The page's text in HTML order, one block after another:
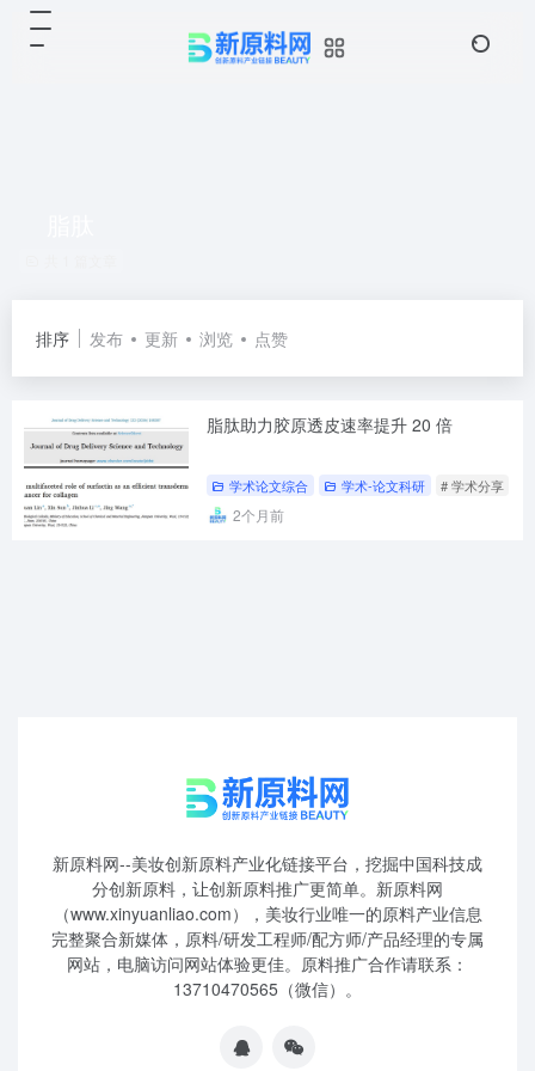
排序 发布 更新 浏览 点赞
脂肽助力胶原透皮速率提升 20 倍
学术论文综合 学术-论文科研 # 学术分享
2个月前
新原料网--美妆创新原料产业化链接平台，挖掘中国科技成
分创新原料，让创新原料推广更简单。新原料网
（www.xinyuanliao.com），美妆行业唯一的原料产业信息
完整聚合新媒体，原料/研发工程师/配方师/产品经理的专属
网站，电脑访问网站体验更佳。原料推广合作请联系：
13710470565（微信）。